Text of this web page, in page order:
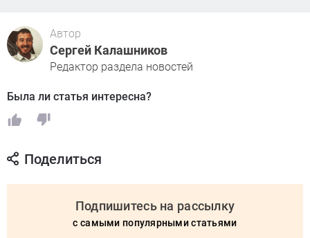
Автор
Сергей Калашников
Редактор раздела новостей
Была ли статья интересна?
Поделиться
Подпишитесь на рассылку
с самыми популярными статьями